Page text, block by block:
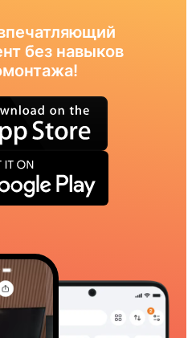
без навыков